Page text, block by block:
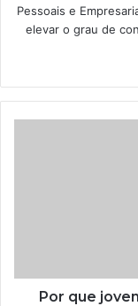
Pessoais e
elevar o grau de
Por que